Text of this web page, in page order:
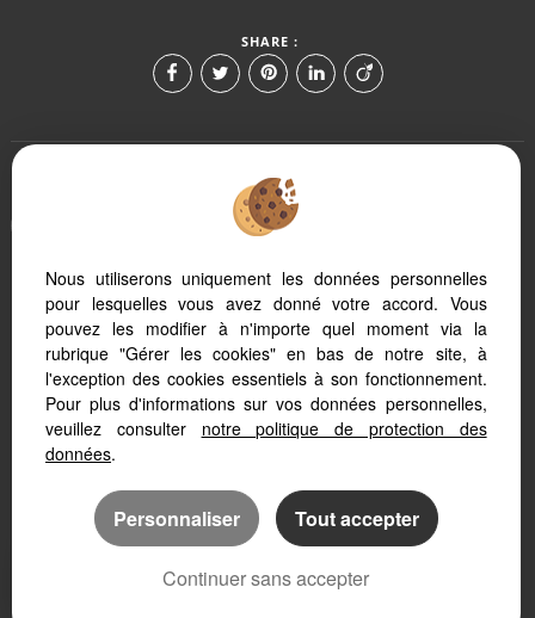
SHARE :
To offer you a permanent reading comfort, from your PC, tablet or
smartphone, our site automatically adapts to different types of
Real Estate software
Real Estate website creation
SEO real estate
Nous utiliserons uniquement les données personnelles
pour lesquelles vous avez donné votre accord. Vous
pouvez les modifier à n'importe quel moment via la
rubrique "Gérer les cookies" en bas de notre site, à
l'exception des cookies essentiels à son fonctionnement.
Pour plus d'informations sur vos données personnelles,
veuillez consulter notre politique de protection des
données.
Personnaliser Tout accepter
Continuer sans accepter